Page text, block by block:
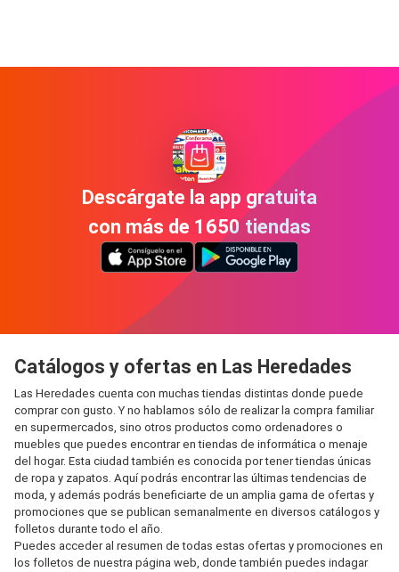
Descárgate la app gratuita
con más de 1650 tiendas
Catálogos y ofertas en Las Heredades
Las Heredades cuenta con muchas tiendas distintas donde puede
comprar con gusto. Y no hablamos sólo de realizar la compra familiar
en supermercados, sino otros productos como ordenadores o
muebles que puedes encontrar en tiendas de informática o menaje
del hogar. Esta ciudad también es conocida por tener tiendas únicas
de ropa y zapatos. Aquí podrás encontrar las últimas tendencias de
moda, y además podrás beneficiarte de un amplia gama de ofertas y
promociones que se publican semanalmente en diversos catálogos y
folletos durante todo el año.
Puedes acceder al resumen de todas estas ofertas y promociones en
los folletos de nuestra página web, donde también puedes indagar